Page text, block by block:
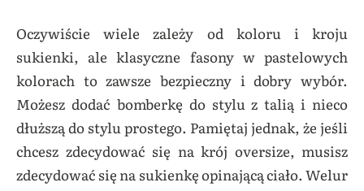
Oczywiście wiele zależy od koloru i kroju
sukienki, ale klasyczne fasony w pastelowych
kolorach to zawsze bezpieczny i dobry wybór.
Możesz dodać bomberkę do stylu z talią i nieco
dłuższą do stylu prostego. Pamiętaj jednak, że jeśli
chcesz zdecydować się na krój oversize, musisz
zdecydować się na sukienkę opinającą ciało. Welur